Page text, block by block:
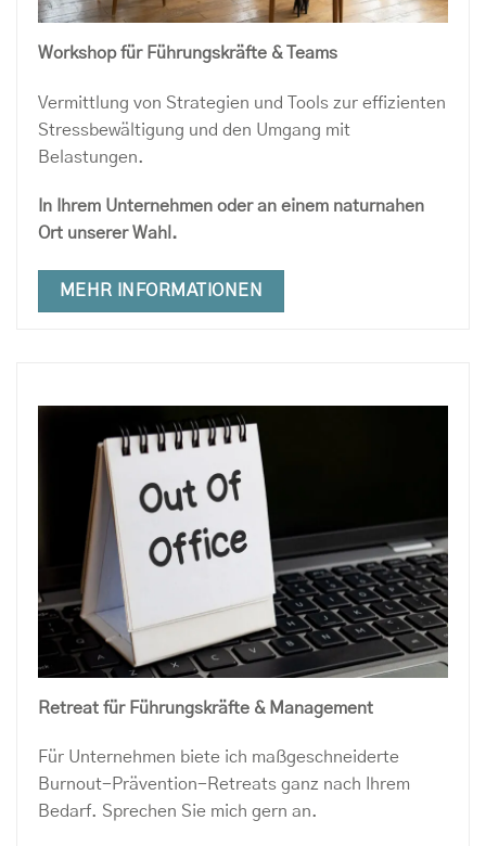
Workshop für Führungskräfte & Teams
Vermittlung von Strategien und Tools zur effizienten
Stressbewältigung und den Umgang mit
Belastungen.
In Ihrem Unternehmen oder an einem naturnahen
Ort unserer Wahl.
MEHR INFORMATIONEN
Retreat für Führungskräfte & Management
Für Unternehmen biete ich maßgeschneiderte
Burnout-Prävention-Retreats ganz nach Ihrem
Bedarf. Sprechen Sie mich gern an.